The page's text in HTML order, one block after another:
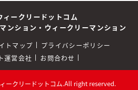
ィークリードットコム
ンション・ウィークリーマンション
トマップ
プライバシーポリシー
運営会社
お問合わせ
ークリードットコム.All right reserved.